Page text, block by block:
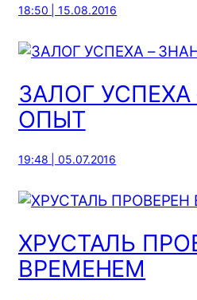
18:50 | 15.08.2016
ЗАЛОГ
ОПЫТ
19:48 | 05.07.2016
ХРУСТАЛЬ
ВРЕМЕНЕМ